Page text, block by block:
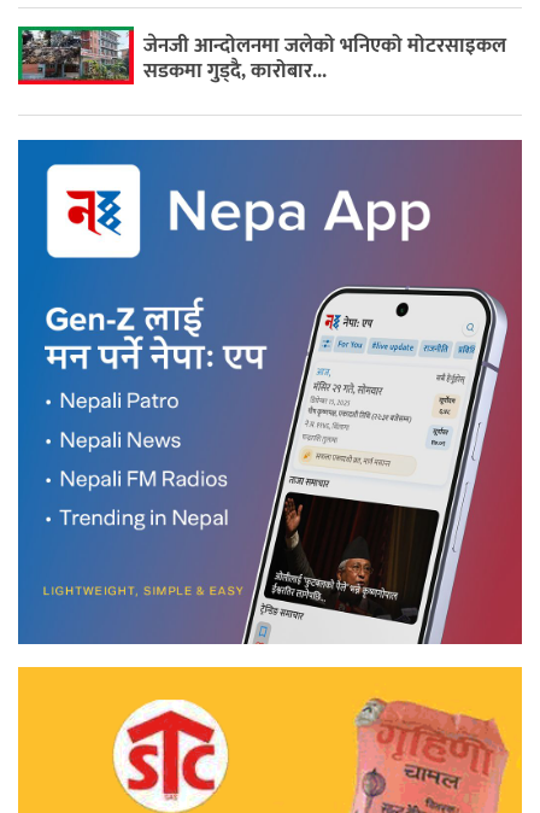
जेनजी आन्दोलनमा जलेको भनिएको मोटरसाइकल
सडकमा गुड्दै, कारोबार...